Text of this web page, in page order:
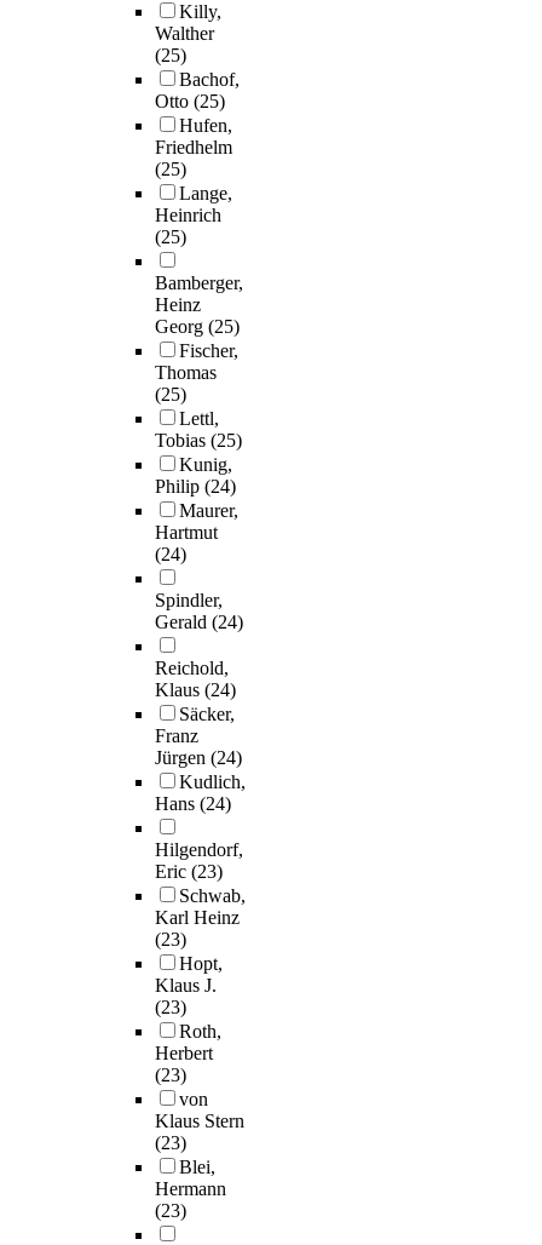
Killy,
Walther
(25)
Bachof,
Otto (25)
Hufen,
Friedhelm
(25)
Lange,
Heinrich
(25)
Bamberger,
Heinz
Georg (25)
Fischer,
Thomas
(25)
Lettl,
Tobias (25)
Kunig,
Philip (24)
Maurer,
Hartmut
(24)
Spindler,
Gerald (24)
Reichold,
Klaus (24)
Säcker,
Franz
Jürgen (24)
Kudlich,
Hans (24)
Hilgendorf,
Eric (23)
Schwab,
Karl Heinz
(23)
Hopt,
Klaus J.
(23)
Roth,
Herbert
(23)
von
Klaus Stern
(23)
Blei,
Hermann
(23)